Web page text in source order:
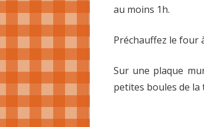
au moins 1h.
Préchauffez le four
Sur une plaque
petites boules de